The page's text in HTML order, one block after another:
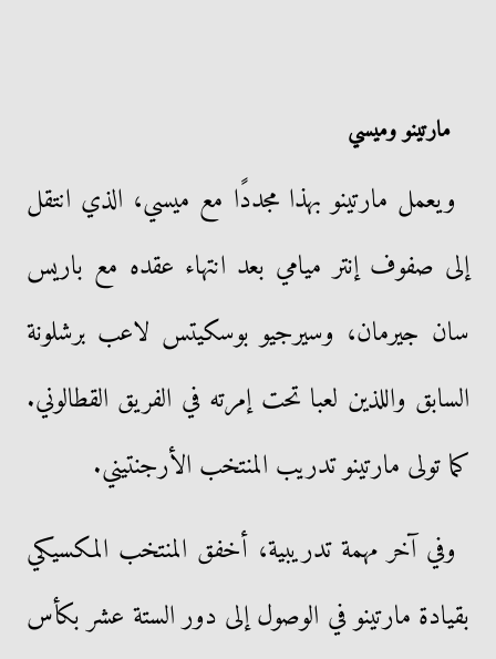
مارتينو وميسي
ويعمل مارتينو بهذا مجددًا مع ميسي، الذي انتقل
إلى صفوف إنتر ميامي بعد انتهاء عقده مع باريس
سان جيرمان، وسيرجيو بوسكيتس لاعب برشلونة
السابق واللذين لعبا تحت إمرته في الفريق القطالوني.
كما تولى مارتينو تدريب المنتخب الأرجنتيني.
وفي آخر مهمة تدريبية، أخفق المنتخب المكسيكي
بقيادة مارتينو في الوصول إلى دور الستة عشر بكأس